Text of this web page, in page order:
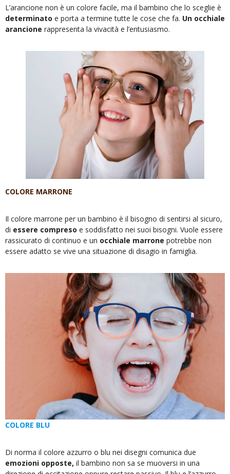
L’arancione non è un colore facile, ma il bambino che lo sceglie è
determinato e porta a termine tutte le cose che fa. Un occhiale
arancione rappresenta la vivacità e l’entusiasmo.
COLORE MARRONE
Il colore marrone per un bambino è il bisogno di sentirsi al sicuro,
di essere compreso e soddisfatto nei suoi bisogni. Vuole essere
rassicurato di continuo e un occhiale marrone potrebbe non
essere adatto se vive una situazione di disagio in famiglia.
COLORE BLU
Di norma il colore azzurro o blu nei disegni comunica due
emozioni opposte, il bambino non sa se muoversi in una